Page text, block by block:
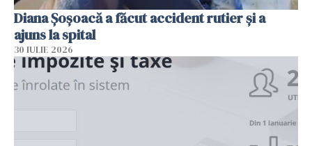
Diana Șoșoacă a făcut accident rutier și a
ajuns la spital
30 IULIE 2026